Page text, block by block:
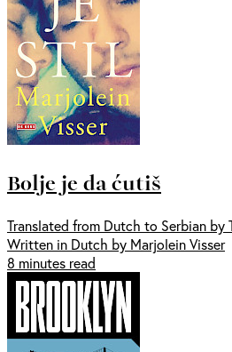
Bolje je da ćutiš
Translated from Dutch to Serbian by
Written in Dutch by Marjolein Visser
8 minutes read